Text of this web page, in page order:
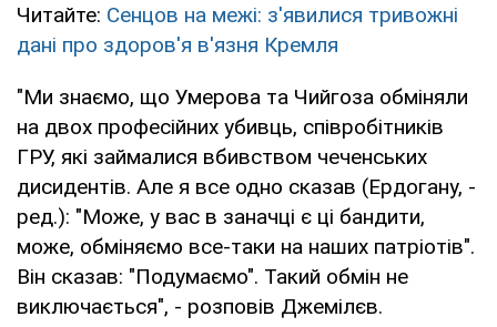
Читайте: Сенцов на межі: з'явилися тривожні
дані про здоров'я в'язня Кремля
"Ми знаємо, що Умерова та Чийгоза обміняли
на двох професійних убивць, співробітників
ГРУ, які займалися вбивством чеченських
дисидентів. Але я все одно сказав (Ердогану, -
ред.): "Може, у вас в заначці є ці бандити,
може, обміняємо все-таки на наших патріотів".
Він сказав: "Подумаємо". Такий обмін не
виключається", - розповів Джемілєв.